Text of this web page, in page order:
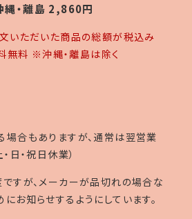
・離島 2,860円
文いただいた商品の総額が税込み
料 ※沖縄・離島は除く
合もありますが、通常は翌営業
日・祝日休業）
すが、メーカーが品切れの場合な
お知らせするようにしています。